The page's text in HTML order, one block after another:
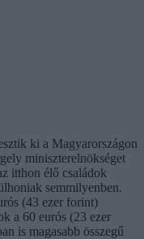
ki a Magyarországon
miniszterelnökséget
itthon élő családok
semmilyenben.
(43 ezer forint)
a 60 eurós (23 ezer
is magasabb összegű